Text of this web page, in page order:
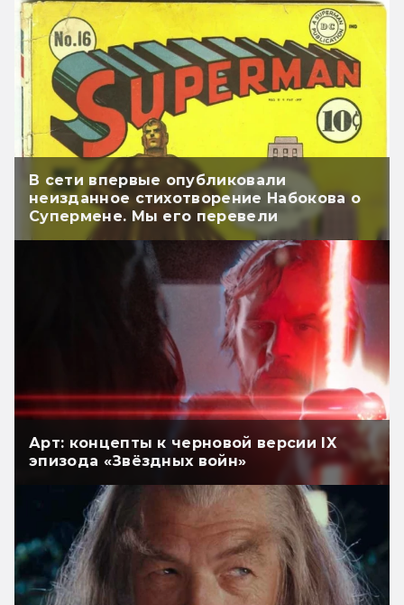
В сети впервые опубликовали
неизданное стихотворение Набокова о
Супермене. Мы его перевели
Арт: концепты к черновой версии IX
эпизода «Звёздных войн»